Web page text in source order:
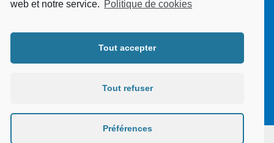
web et notre service. Politique de cookies
Tout accepter
Tout refuser
Préférences